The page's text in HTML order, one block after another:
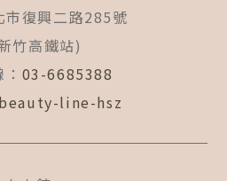
市復興二路285號
竹高鐵站)
03-6685388
line-hsz